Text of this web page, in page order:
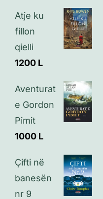
Politikat e privatësisë
Atje ku
fillon
qielli
1200 L
Aventurat
e Gordon
Pimit
1000 L
Çifti në
banesën
nr 9